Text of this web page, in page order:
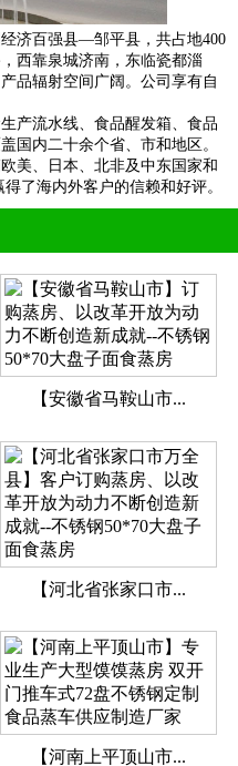
济百强县—邹平县，共占地400
西靠泉城济南，东临瓷都淄
品辐射空间广阔。公司享有自
流水线、食品醒发箱、食品
国内二十余个省、市和地区。
美、日本、北非及中东国家和
了海内外客户的信赖和好评。
【安徽省马鞍山市...
【河北省张家口市...
【河南上平顶山市...